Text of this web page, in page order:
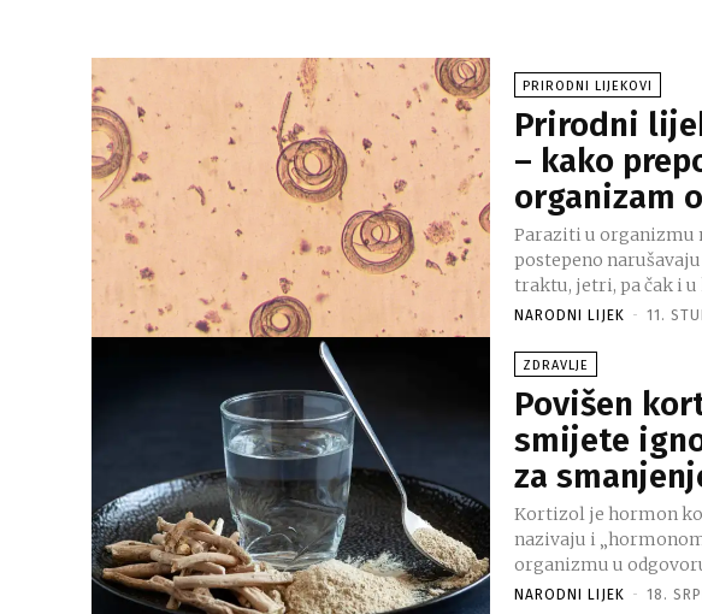
PRIRODNI LIJEKOVI
Prirodni
– kako
organizam
Paraziti u organizmu
postepeno
traktu, jetri, pa čak i
NARODNI LIJEK - 11.
ZDRAVLJE
Povišen
smijete
za
Kortizol je hormon
nazivaju i
organizmu u
NARODNI LIJEK - 18.